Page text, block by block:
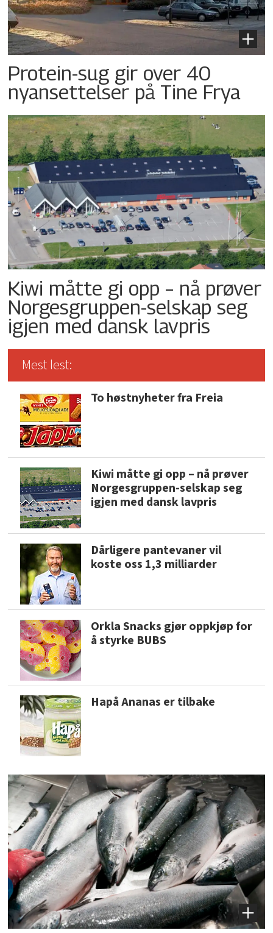
Protein-sug gir over 40
nyansettelser på Tine Frya
Kiwi måtte gi opp – nå prøver
Norgesgruppen-selskap seg
igjen med dansk lavpris
Mest lest:
To høstnyheter fra Freia
Kiwi måtte gi opp – nå prøver
Norgesgruppen-selskap seg
igjen med dansk lavpris
Dårligere pantevaner vil
koste oss 1,3 milliarder
Orkla Snacks gjør oppkjøp for
å styrke BUBS
Hapå Ananas er tilbake